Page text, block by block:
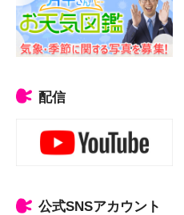
配信
公式SNSアカウント